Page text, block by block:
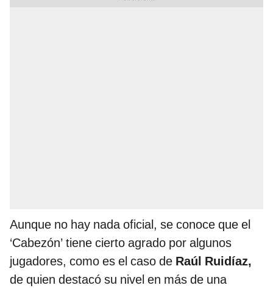
Aunque no hay nada oficial, se conoce que el
‘Cabezón’ tiene cierto agrado por algunos
jugadores, como es el caso de Raúl Ruidíaz,
de quien destacó su nivel en más de una